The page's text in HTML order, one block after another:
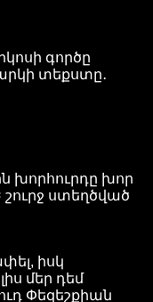
գործը
տեքստը․
խորհուրդը խոր
շուրջ ստեղծված
իսկ
մեր դեմ
Փեզեշքիան